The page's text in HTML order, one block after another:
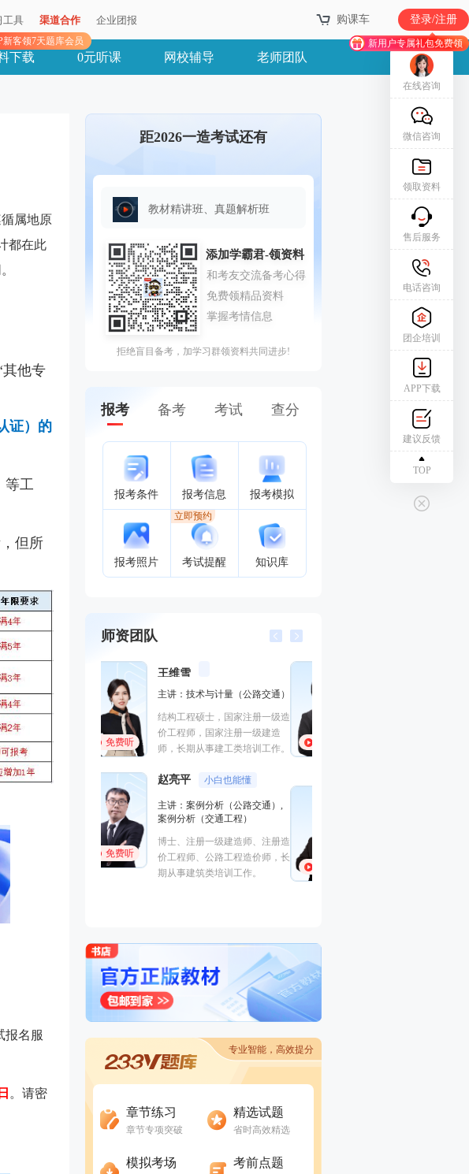
工具
新客领7天题库会员
渠道合作 企业团报 购课车 登录/注册
新用户专属礼包免费领
下载 0元听课 网校辅导 老师团队
属地原
都在此
其他专
证）的
等工
但所
报名服
。请密
距2026一造考试还有
教材精讲班、真题解析班
拒绝盲目备考，加学习群领资料共同进步!
报考 备考 考试 查分
报考条件 报考信息 报考模拟
报考照片 考试提醒
立即预约
知识库
师资团队
免费听
王竹梅
主讲：建设工程造价管理,理论
中国人民大学硕士，多年工程造
价咨询实战经验，建设部住宅试
奖”获得者。
免费听
邓娇娇
主讲：建设工程计价
博士，天津某大学管理学院工程
造价系副教授，多年造价工程师
培训经验
专业智能，高效提分
章节练习
章节专项突破
精选试题
省时高效精选
模拟考场 考前点题
在线咨询
微信咨询
领取资料
售后服务
电话咨询
团企培训
APP下载
建议反馈
TOP